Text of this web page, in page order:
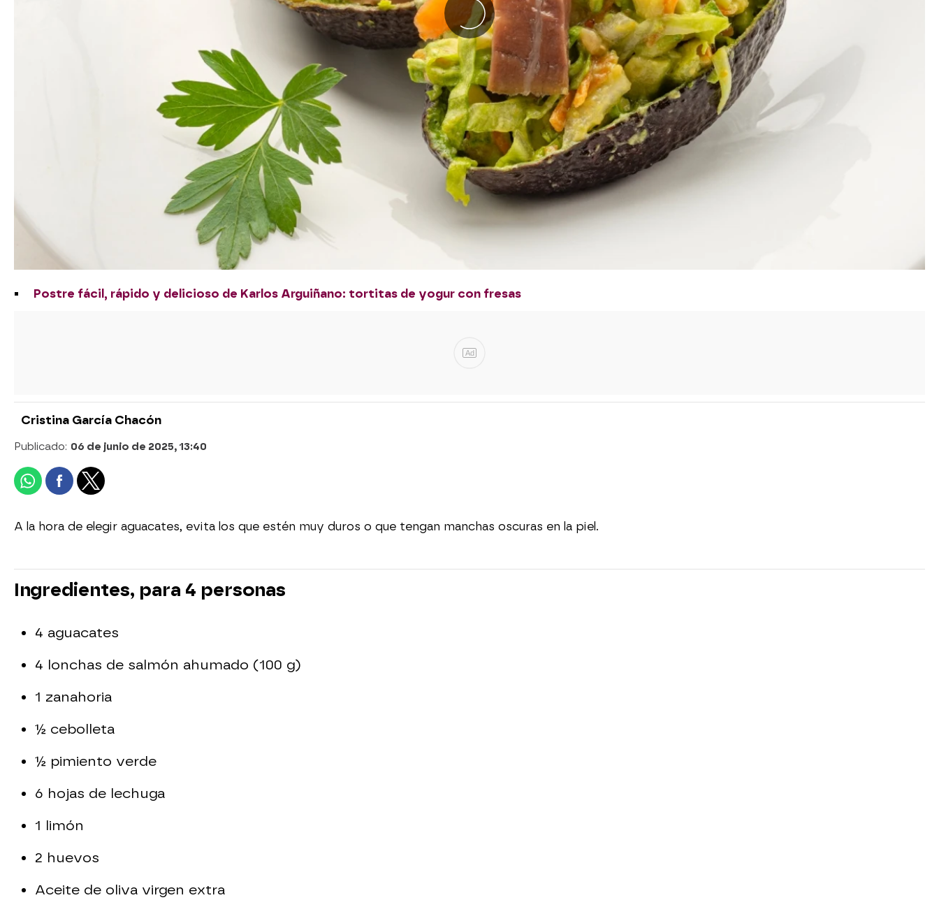
Postre fácil, rápido y delicioso de Karlos Arguiñano: tortitas de yogur con fresas
Ad
Cristina García Chacón
Publicado: 06 de junio de 2025, 13:40
A la hora de elegir aguacates, evita los que estén muy duros o que tengan manchas oscuras en la piel.
Ingredientes, para 4 personas
4 aguacates
4 lonchas de salmón ahumado (100 g)
1 zanahoria
½ cebolleta
½ pimiento verde
6 hojas de lechuga
1 limón
2 huevos
Aceite de oliva virgen extra